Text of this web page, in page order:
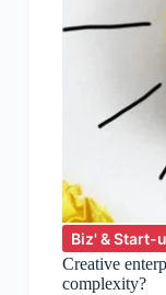
Biz' & Start-
Creative
complexity?